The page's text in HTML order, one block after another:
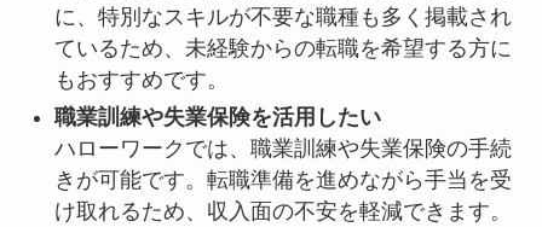
に、特別なスキルが不要な職種も多く掲載され
ているため、未経験からの転職を希望する方に
もおすすめです。
職業訓練や失業保険を活用したい
ハローワークでは、職業訓練や失業保険の手続
きが可能です。転職準備を進めながら手当を受
け取れるため、収入面の不安を軽減できます。